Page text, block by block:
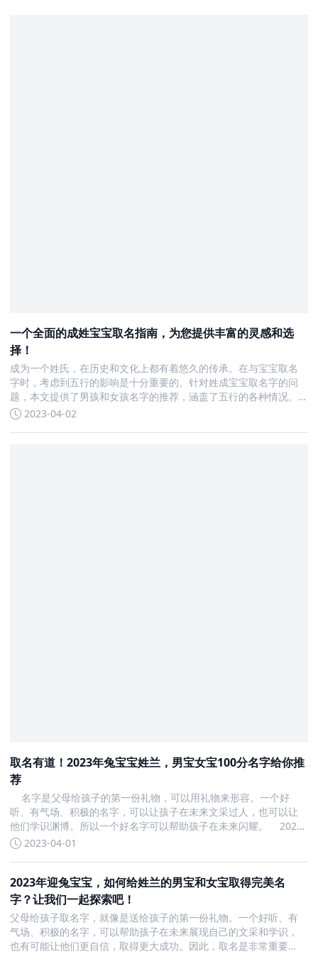
一个全面的成姓宝宝取名指南，为您提供丰富的灵感和选
择！
成为一个姓氏，在历史和文化上都有着悠久的传承。在与宝宝取名
字时，考虑到五行的影响是十分重要的。针对姓成宝宝取名字的问
题，本文提供了男孩和女孩名字的推荐，涵盖了五行的各种情况。
一、成姓男孩起名对于成姓男孩的取名，根据五行的不同，我们可
2023-04-02
取名有道！2023年兔宝宝姓兰，男宝女宝100分名字给你推
荐
名字是父母给孩子的第一份礼物，可以用礼物来形容。一个好
听、有气场、积极的名字，可以让孩子在未来文采过人，也可以让
他们学识渊博。所以一个好名字可以帮助孩子在未来闪耀。 2023
年兔宝宝们的父母都在想让自己的孩子取一个好听的名字，让孩子
2023-04-01
2023年迎兔宝宝，如何给姓兰的男宝和女宝取得完美名
字？让我们一起探索吧！
父母给孩子取名字，就像是送给孩子的第一份礼物。一个好听、有
气场、积极的名字，可以帮助孩子在未来展现自己的文采和学识，
也有可能让他们更自信，取得更大成功。因此，取名是非常重要